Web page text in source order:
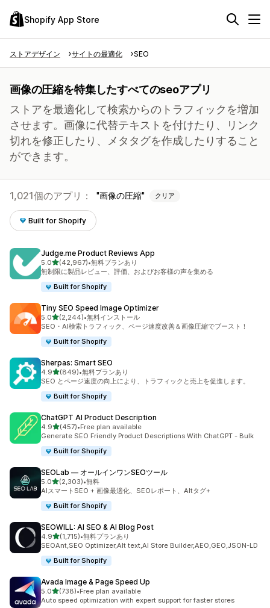
Shopify App Store
ストアデザイン サイトの最適化 SEO
画像の圧縮を特集したすべてのseoアプリ
ストアを最適化して検索からのトラフィックを増加
させます。画像に代替テキストを付けたり、リンク
切れを修正したり、メタタグを作成したりすること
ができます。
1,021個のアプリ： 画像の圧縮 クリア
Built for Shopify
Judge.me Product Reviews App
5.05つ星中
(42,967)
合計レビュー数：42967件
•無料プランあり
無制限に製品レビュー、評価、およびお客様の声を集める
Built for Shopify
Tiny SEO Speed Image Optimizer
5.05つ星中
(2,244)
合計レビュー数：2244件
•無料インストール
SEO・AI検索トラフィック、ページ速度改善＆画像圧縮でブースト！
Built for Shopify
Sherpas: Smart SEO
4.95つ星中
(849)
合計レビュー数：849件
•無料プランあり
SEO とページ速度の向上により、トラフィックと売上を促進します。
Built for Shopify
ChatGPT AI Product Description
4.95つ星中
(457)
合計レビュー数：457件
•Free plan available
Generate SEO Friendly Product Descriptions With ChatGPT - Bulk
Built for Shopify
SEOLab — オールインワンSEOツール
5.05つ星中
(2,303)
合計レビュー数：2303件
•無料
AIスマートSEO + 画像最適化、SEOレポート、Altタグ+
Built for Shopify
SEOWILL: AI SEO & AI Blog Post
4.95つ星中
(1,715)
合計レビュー数：1715件
•無料プランあり
SEOAnt,SEO Optimizer,Alt text,AI Store Builder,AEO,GEO,JSON-LD
Built for Shopify
Avada Image & Page Speed Up
5.05つ星中
(738)
合計レビュー数：738件
•Free plan available
Auto speed optimization with expert support for faster stores